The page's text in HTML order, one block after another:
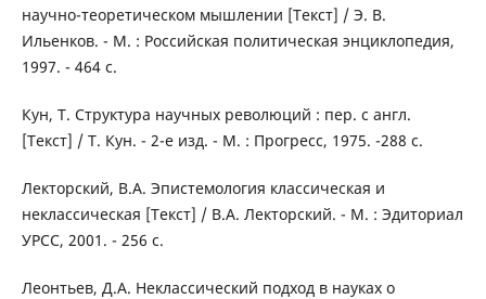
научно-теоретическом мышлении [Текст] / Э. В.
Ильенков. - М. : Российская политическая энциклопедия,
1997. - 464 с.
Кун, Т. Структура научных революций : пер. с англ.
[Текст] / Т. Кун. - 2-е изд. - М. : Прогресс, 1975. -288 с.
Лекторский, В.А. Эпистемология классическая и
неклассическая [Текст] / В.А. Лекторский. - М. : Эдиториал
УРСС, 2001. - 256 с.
Леонтьев, Д.А. Неклассический подход в науках о